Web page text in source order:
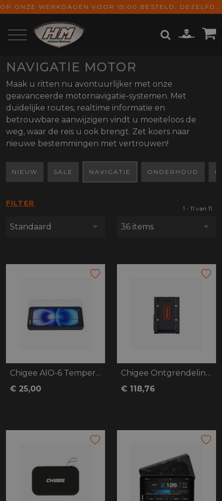
OP ONZE WERKDAGEN VOOR 15:00 BESTELD, DEZELFDE DAG VERZONDEN! GRATIS VERZENDING VANAF € 65,-
NAVIGATIE MOTOR
Maak u ritten nu avontuurlijker met onze
geavanceerde motornavigatie-systemen. Met
duidelijke routes, realtime informatie en
betrouwbare aanwijzigen vindt u moeiteloos de
weg, waar de reis u ook brengt. Zet koers naar
nieuwe bestemmingen met vertrouwen!
NIEUW SALE NAVIGATIE ONDERHOUD
FILTER
Standaard
1 - 11 van 11
36 items
Chigee AIO-6 Tempered Glass Screen Prote
€ 25,00
Chigee Ontgrendelingsbasis voor BMW
€ 118,76